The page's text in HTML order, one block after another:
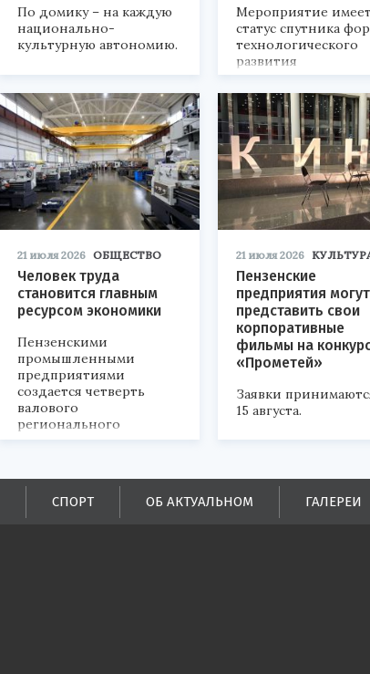
По домику – на каждую
национально-
культурную автономию.
Мероприятие имеет
статус спутника
технологического
развития
«Технопром-2026».
21 июля 2026 ОБЩЕСТВО
Человек труда
становится главным
ресурсом экономики
Пензенскими
промышленными
предприятиями
создается четверть
валового
регионального
продукта и
поступлений в
бюджеты всех уровней.
21 июля 2026
Пензенские
предприятия могут
представить свои
корпоративные
фильмы на
«Прометей»
Заявки
15 августа.
СПОРТ ОБ АКТУАЛЬНОМ ГАЛЕРЕИ